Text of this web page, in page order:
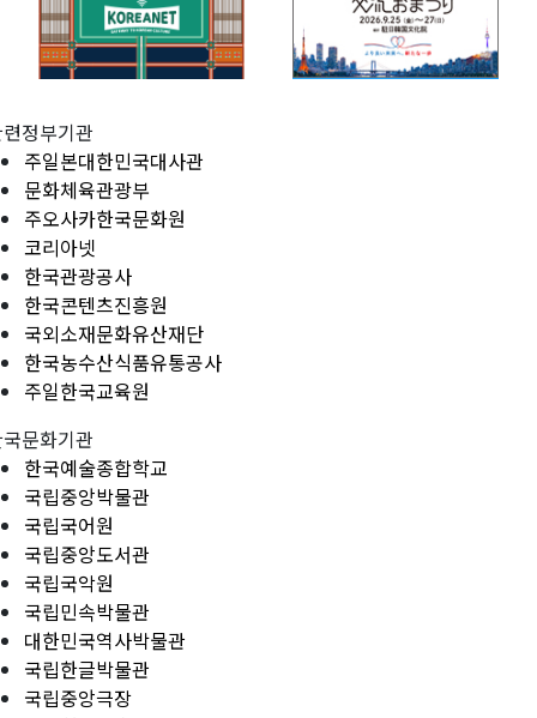
정부기관
주일본대한민국대사관
문화체육관광부
주오사카한국문화원
코리아넷
한국관광공사
한국콘텐츠진흥원
국외소재문화유산재단
한국농수산식품유통공사
주일한국교육원
문화기관
한국예술종합학교
국립중앙박물관
국립국어원
국립중앙도서관
국립국악원
국립민속박물관
대한민국역사박물관
국립한글박물관
국립중앙극장